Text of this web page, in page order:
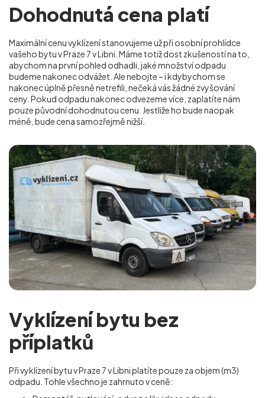
Dohodnutá cena platí
Maximální cenu vyklízení stanovujeme už při osobní prohlídce
vašeho bytu v Praze 7 v Libni. Máme totiž dost zkušeností na to,
abychom na první pohled odhadli, jaké množství odpadu
budeme nakonec odvážet. Ale nebojte – i kdybychom se
nakonec úplně přesně netrefili, nečeká vás žádné zvyšování
ceny. Pokud odpadu nakonec odvezeme více, zaplatíte nám
pouze původní dohodnutou cenu. Jestliže ho bude naopak
méně, bude cena samozřejmě nižší.
Vyklízení bytu bez
příplatků
Při vyklízení bytu v Praze 7 v Libni platíte pouze za objem (m3)
odpadu. Tohle všechno je zahrnuto v ceně: